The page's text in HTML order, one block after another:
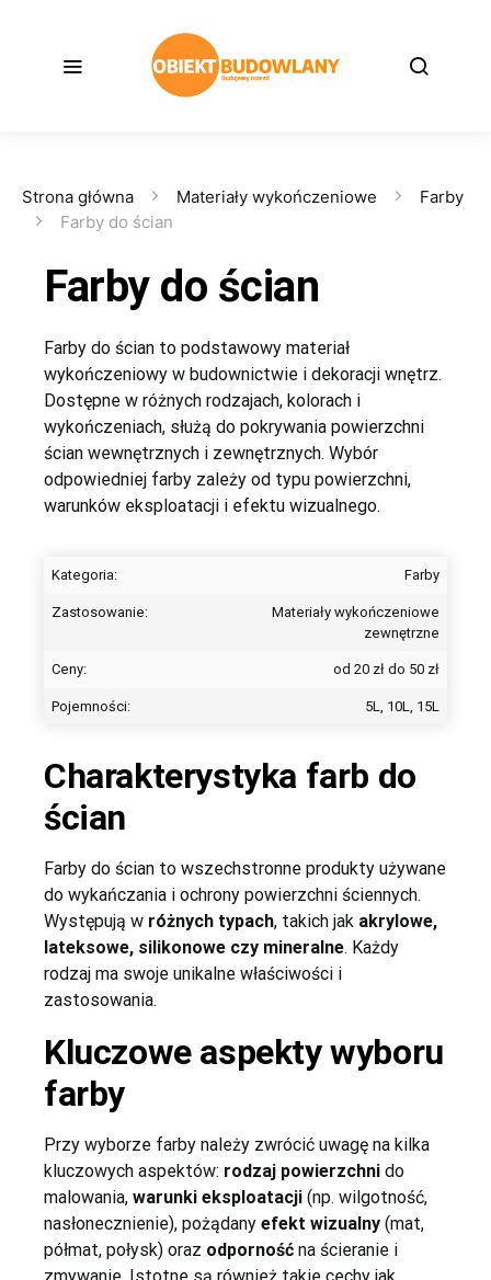
Strona główna Materiały wykończeniowe
Farby
Farby do ścian
Farby do ścian
Farby do ścian to podstawowy materiał
wykończeniowy w budownictwie i dekoracji wnętrz.
Dostępne w różnych rodzajach, kolorach i
wykończeniach, służą do pokrywania powierzchni
ścian wewnętrznych i zewnętrznych. Wybór
odpowiedniej farby zależy od typu powierzchni,
warunków eksploatacji i efektu wizualnego.
Kategoria: Farby
Zastosowanie:
Materiały wykończeniowe
zewnętrzne
Ceny: od 20 zł do 50 zł
Pojemności: 5L, 10L, 15L
Charakterystyka farb do
ścian
Farby do ścian to wszechstronne produkty używane
do wykańczania i ochrony powierzchni ściennych.
Występują w różnych typach, takich jak akrylowe,
lateksowe, silikonowe czy mineralne. Każdy
rodzaj ma swoje unikalne właściwości i
zastosowania.
Kluczowe aspekty wyboru
farby
Przy wyborze farby należy zwrócić uwagę na kilka
kluczowych aspektów: rodzaj powierzchni do
malowania, warunki eksploatacji (np. wilgotność,
nasłonecznienie), pożądany efekt wizualny (mat,
półmat, połysk) oraz odporność na ścieranie i
Konieczne
nie są
do
funkcjonowania
strony
internetowej.